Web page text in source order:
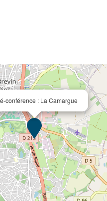
conférence : La Camargue